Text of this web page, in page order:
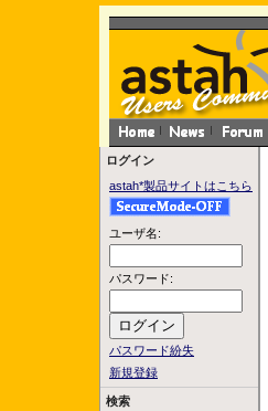
ログイン
astah*製品サイトはこちら
ユーザ名:
パスワード:
パスワード紛失
新規登録
検索